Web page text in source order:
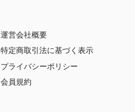
運営会社概要
特定商取引法に基づく表示
プライバシーポリシー
会員規約